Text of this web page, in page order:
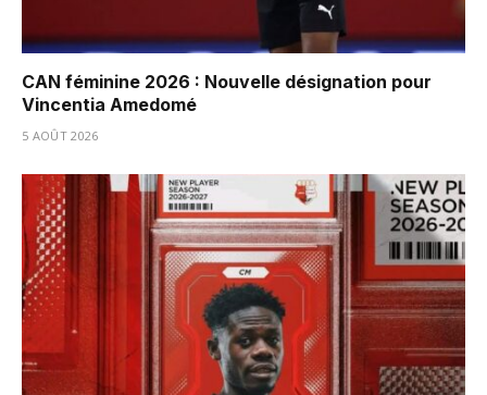
CAN féminine 2026 : Nouvelle désignation pour
Vincentia Amedomé
5 AOÛT 2026